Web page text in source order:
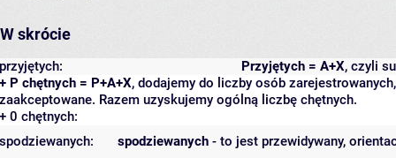
W skrócie
Przyjętych = A+X, czyli
przyjętych:
+ P chętnych = P+A+X, dodajemy do liczby osób
zaakceptowane. Razem uzyskujemy ogólną liczbę chętnych.
+ 0 chętnych:
spodziewanych - to jest przewidywany,
spodziewanych: